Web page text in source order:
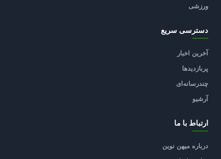
ورزشی
دسترسی سریع
آخرین اخبار
پربازدیدها
چندرسانه‌ای
آرشیو
ارتباط با ما
درباره میهن نوین